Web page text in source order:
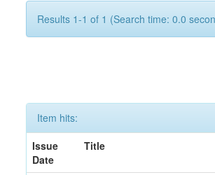
Results 1-1 of 1 (Search time: 0.0
Item hits:
Issue
Date
Title